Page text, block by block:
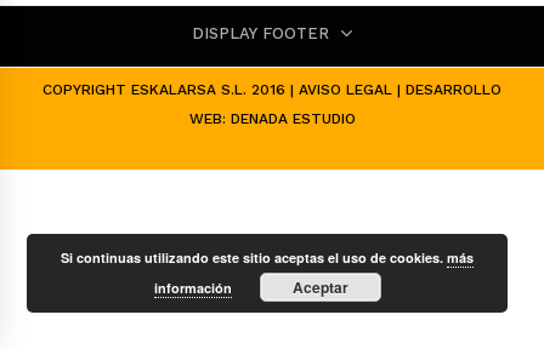
DISPLAY FOOTER
COPYRIGHT ESKALARSA S.L. 2016 | AVISO LEGAL | DESARROLLO
WEB: DENADA ESTUDIO
Si continuas utilizando este sitio aceptas el uso de cookies.más
información
Aceptar